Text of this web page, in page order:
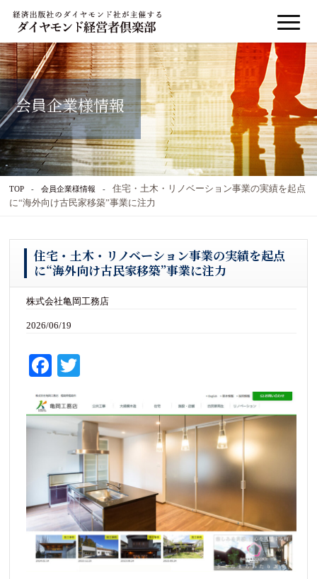
会員企業様情報
TOP 会員企業様情報
住宅・土木・リノベーション事業の実績を起点
に“海外向け古民家移築”事業に注力
住宅・土木・リノベーション事業の実績を起点
に“海外向け古民家移築”事業に注力
株式会社亀岡工務店
2026/06/19
Fa
ce
bo
ok
tte
r